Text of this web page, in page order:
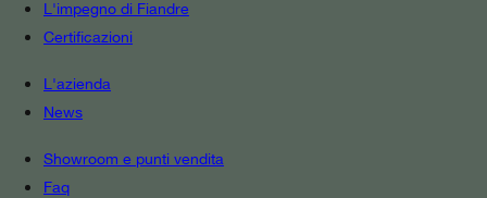
L'impegno di Fiandre
Certificazioni
L'azienda
News
Showroom e punti vendita
Faq